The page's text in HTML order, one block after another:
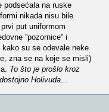
podsećala na ruske
nikada nisu bile
put uniformom
''pozornice'' i
su se odevale neke
zna se na koje se misli)
To što je prošlo kroz
Holivuda...